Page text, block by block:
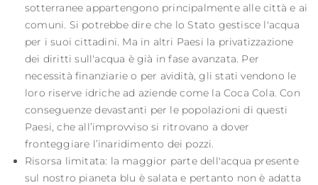
sotterranee appartengono principalmente alle città e ai
comuni. Si potrebbe dire che lo Stato gestisce l'acqua
per i suoi cittadini. Ma in altri Paesi la privatizzazione
dei diritti sull'acqua è già in fase avanzata. Per
necessità finanziarie o per avidità, gli stati vendono le
loro riserve idriche ad aziende come la Coca Cola. Con
conseguenze devastanti per le popolazioni di questi
Paesi, che all’improvviso si ritrovano a dover
fronteggiare l’inaridimento dei pozzi.
Risorsa limitata: la maggior parte dell'acqua presente
sul nostro pianeta blu è salata e pertanto non è adatta